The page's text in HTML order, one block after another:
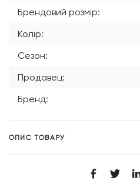
Брендовий розмір:
Колір:
Сезон:
Продавец:
Бренд:
ОПИС ТОВАРУ